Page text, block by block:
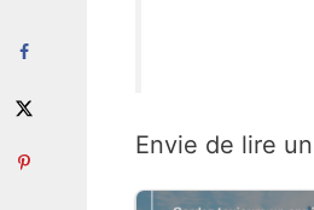
Envie de lire